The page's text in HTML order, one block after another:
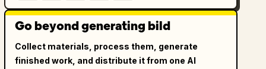
Go beyond generating bild
Collect materials, process them, generate
finished work, and distribute it from one AI